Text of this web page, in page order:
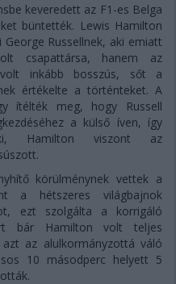
keveredett az F1-es Belga
büntették. Lewis Hamilton
Russellnek, aki emiatt
csapattársa, hanem az
inkább bosszús, sőt a
értékelte a történteket. A
ítélték meg, hogy Russell
a külső íven, így
Hamilton viszont az
körülménynek vettek a
a hétszeres világbajnok
ezt szolgálta a korrigáló
bár Hamilton volt teljes
az alulkormányzottá váló
10 másodperc helyett 5